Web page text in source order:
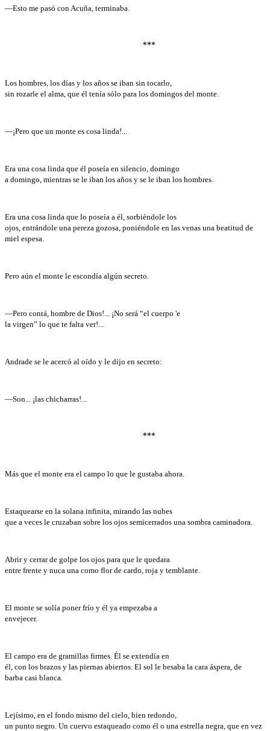
—Esto me pasó con Acuña, terminaba.
***
Los hombres, los días y los años se iban sin tocarlo,
sin rozarle el alma, que él tenía sólo para los domingos del monte.
—¡Pero que un monte es cosa linda!...
Era una cosa linda que él poseía en silencio, domingo
a domingo, mientras se le iban los años y se le iban los hombres.
Era una cosa linda que lo poseía a él, sorbiéndole los
ojos, entrándole una pereza gozosa, poniéndole en las venas una beatitud de
miel espesa.
Pero aún el monte le escondía algún secreto.
—Pero contá, hombre de Dios!... ¡No será “el cuerpo 'e
la virgen” lo que te falta ver!...
Andrade se le acercó al oído y le dijo en secreto:
—Son... ¡las chicharras!...
***
Más que el monte era el campo lo que le gustaba ahora.
Estaquearse en la solana infinita, mirando las nubes
que a veces le cruzaban sobre los ojos semicerrados una sombra caminadora.
Abrir y cerrar de golpe los ojos para que le quedara
entre frente y nuca una como flor de cardo, roja y temblante.
El monte se solía poner frío y él ya empezaba a
envejecer.
El campo era de gramillas firmes. Él se extendía en
él, con los brazos y las piernas abiertos. El sol le besaba la cara áspera, de
barba casi blanca.
Lejísimo, en el fondo mismo del cielo, bien redondo,
un punto negro. Un cuervo estaqueado como él o una estrella negra, que en vez